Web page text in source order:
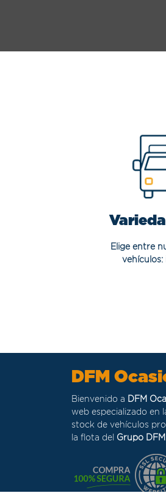
Elige entre
vehículos:
DFM
Bienvenido a DFM
web especializado en
stock de vehículos
la flota del Grupo DFM